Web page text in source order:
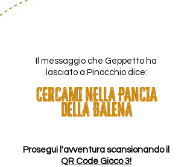
Il messaggio che Geppetto ha
lasciato a Pinocchio dice:
CERCAMI NELLA PANCIA
DELLA BALENA
Prosegui l'avventura scansionando il
QR Code Gioco 3!